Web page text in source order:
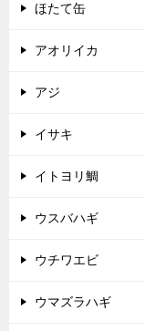
ほたて缶
アオリイカ
アジ
イサキ
イトヨリ鯛
ウスバハギ
ウチワエビ
ウマズラハギ